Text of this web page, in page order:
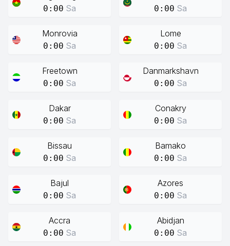
0:00 Sa 0:00 Sa
Monrovia
0:00 Sa
Lome
0:00 Sa
Freetown
0:00 Sa
Danmarkshavn
0:00 Sa
Dakar
0:00 Sa
Conakry
0:00 Sa
Bissau
0:00 Sa
Bamako
0:00 Sa
Bajul
0:00 Sa
Azores
0:00 Sa
Accra
0:00 Sa
Abidjan
0:00 Sa